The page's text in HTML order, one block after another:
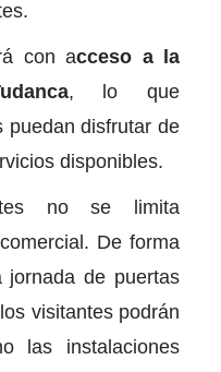
con acceso a la
, lo que
puedan disfrutar de
disponibles.
no se limita
De forma
jornada de puertas
visitantes podrán
las instalaciones